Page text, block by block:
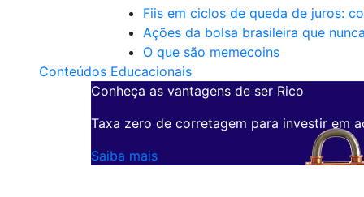
Fiis em ciclos de queda de juros:
Ações da bolsa brasileira que
O que são memecoins
Conteúdos Educacionais
Conheça as vantagens de ser Rico
Taxa zero de corretagem para investir em
Saiba mais